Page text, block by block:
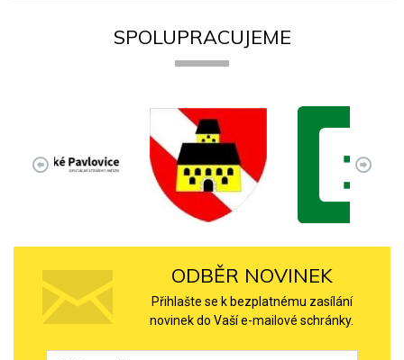
SPOLUPRACUJEME
ODBĚR NOVINEK
Přihlašte se k bezplatnému zasílání
novinek do Vaší e-mailové schránky.